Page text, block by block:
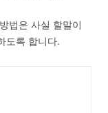
법은 사실 할말이
도록 합니다.